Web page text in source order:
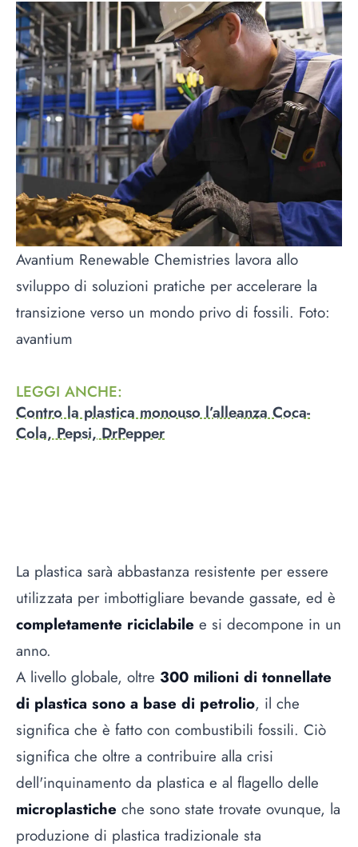
Avantium Renewable Chemistries lavora allo
sviluppo di soluzioni pratiche per accelerare la
transizione verso un mondo privo di fossili. Foto:
avantium
LEGGI ANCHE:
Contro la plastica monouso l’alleanza Coca-
Cola, Pepsi, DrPepper
La plastica sarà abbastanza resistente per essere
utilizzata per imbottigliare bevande gassate, ed è
completamente riciclabile e si decompone in un
anno.
A livello globale, oltre 300 milioni di tonnellate
di plastica sono a base di petrolio, il che
significa che è fatto con combustibili fossili. Ciò
significa che oltre a contribuire alla crisi
dell'inquinamento da plastica e al flagello delle
microplastiche che sono state trovate ovunque, la
produzione di plastica tradizionale sta